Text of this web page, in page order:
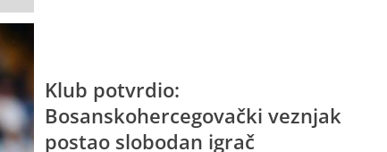
2026”
Klub potvrdio:
Bosanskohercegovački veznjak
postao slobodan igrač